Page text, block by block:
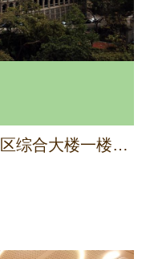
香港西营盘高街2号西营盘小区综合大楼一楼、二楼及低层